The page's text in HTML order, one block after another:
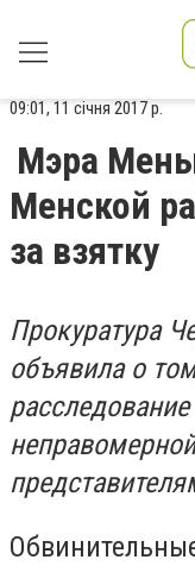
09:01, 11 січня 2017 р.
Мэра
Менской
за взятку
Прокуратура
объявила о